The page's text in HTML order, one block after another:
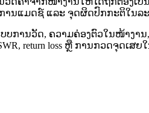
ນແມດຊ໌ ແລະ ຈຸດຜິດປົກກະຕິໃນລ
ບການວັດ, ຄວາມຄ່ອງຕົວໃນໜ້າ
return loss ຫຼື ການກວດຈຸດເສຍ